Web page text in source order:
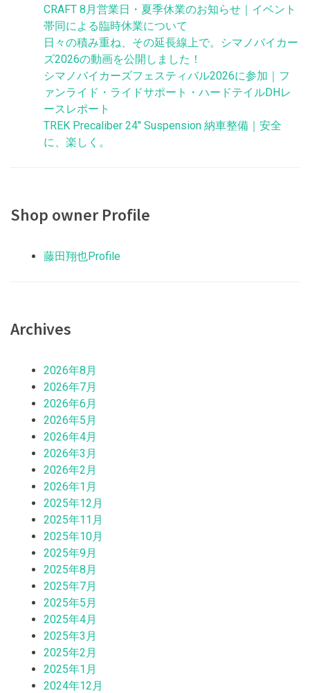
CRAFT 8月営業日・夏季休業のお知らせ｜イベント
帯同による臨時休業について
日々の積み重ね、その延長線上で。シマノバイカー
ズ2026の動画を公開しました！
シマノバイカーズフェスティバル2026に参加｜フ
ァンライド・ライドサポート・ハードテイルDHレ
ースレポート
TREK Precaliber 24″ Suspension 納車整備｜安全
に、楽しく。
Shop owner Profile
藤田翔也Profile
Archives
2026年8月
2026年7月
2026年6月
2026年5月
2026年4月
2026年3月
2026年2月
2026年1月
2025年12月
2025年11月
2025年10月
2025年9月
2025年8月
2025年7月
2025年5月
2025年4月
2025年3月
2025年2月
2025年1月
2024年12月